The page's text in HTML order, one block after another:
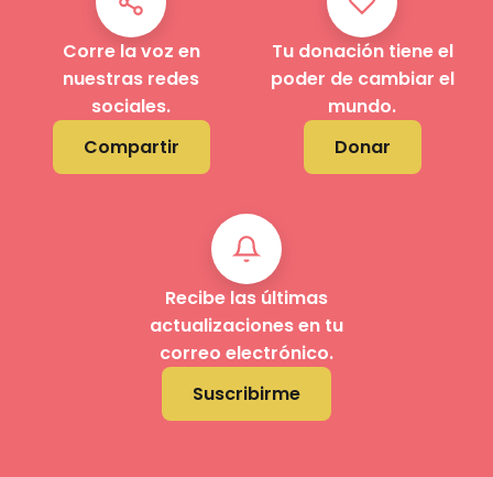
Corre la voz en
nuestras redes
sociales.
Compartir
Tu donación tiene el
poder de cambiar el
mundo.
Donar
Recibe las últimas
actualizaciones en tu
correo electrónico.
Suscribirme